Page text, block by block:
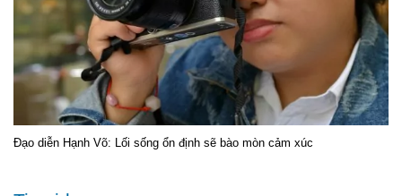
Đạo diễn Hạnh Võ: Lối sống ổn định sẽ bào mòn cảm xúc